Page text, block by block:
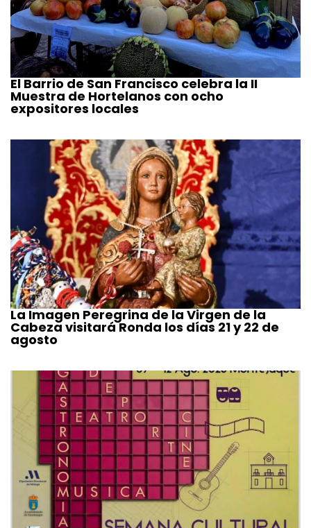
El Barrio de San Francisco celebra la II
Muestra de Hortelanos con ocho
expositores locales
La Imagen Peregrina de la Virgen de la
Cabeza visitará Ronda los días 21 y 22 de
agosto